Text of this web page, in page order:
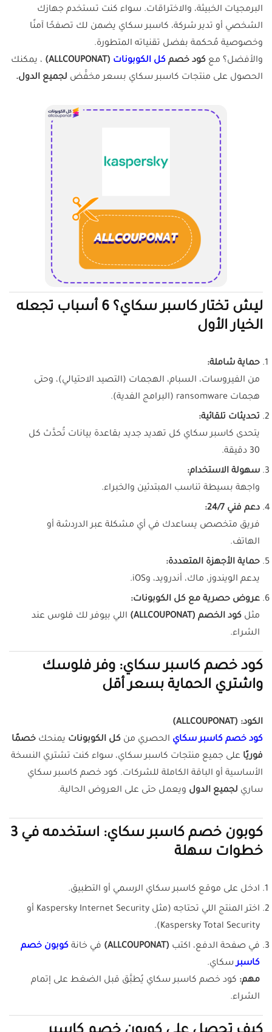
البرمجيات الخبيثة، والاختراقات. سواء كنت تستخدم جهازك
الشخصي أو تدير شركة، كاسبر سكاي يضمن لك تصفحًا آمنًا
وخصوصية مُحكمة بفضل تقنياته المتطورة.
والأفضل؟ مع كود خصم كل الكوبونات (ALLCOUPONAT)
، يمكنك
الحصول على منتجات كاسبر سكاي بسعر مخفَّض لجميع الدول.
ليش تختار كاسبر سكاي؟ 6 أسباب تجعله
الخيار الأول
حماية شاملة:
من الفيروسات، السبام، الهجمات (التصيد الاحتيالي)، وحتى
هجمات ransomware (البرامج الفدية).
تحديثات تلقائية:
يتحدى كاسبر سكاي كل تهديد جديد بقاعدة بيانات تُحدَّث كل
30 دقيقة.
سهولة الاستخدام:
واجهة بسيطة تناسب المبتدئين والخبراء.
دعم فني 24/7:
فريق متخصص يساعدك في أي مشكلة عبر الدردشة أو
الهاتف.
حماية الأجهزة المتعددة:
يدعم الويندوز، ماك، أندرويد، وiOS.
عروض حصرية مع كل الكوبونات:
مثل كود الخصم (ALLCOUPONAT)
اللي بيوفر لك فلوس عند
الشراء.
كود خصم كاسبر سكاي: وفر فلوسك
واشتري الحماية بسعر أقل
الكود: (ALLCOUPONAT)
كود خصم كاسبر سكاي الحصري من كل الكوبونات يمنحك خصمًا
فوريًا على جميع منتجات كاسبر سكاي، سواء كنت تشتري النسخة
الأساسية أو الباقة الكاملة للشركات. كود خصم كاسبر سكاي
ساري لجميع الدول ويعمل حتى على العروض الحالية.
كوبون خصم كاسبر
سكاي: استخدمه في 3
خطوات سهلة
ادخل على موقع كاسبر سكاي الرسمي أو التطبيق.
اختر المنتج اللي تحتاجه (مثل Kaspersky Internet Security أو
Kaspersky Total Security).
في صفحة الدفع، اكتب (ALLCOUPONAT) في خانة كوبون خصم
كاسبرسكاي.
مهم: كود خصم كاسبر سكاي يُطبَّق قبل الضغط على إتمام
الشراء.